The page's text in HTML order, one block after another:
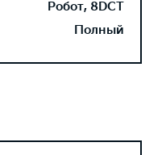
Робот, 8DCT
Полный